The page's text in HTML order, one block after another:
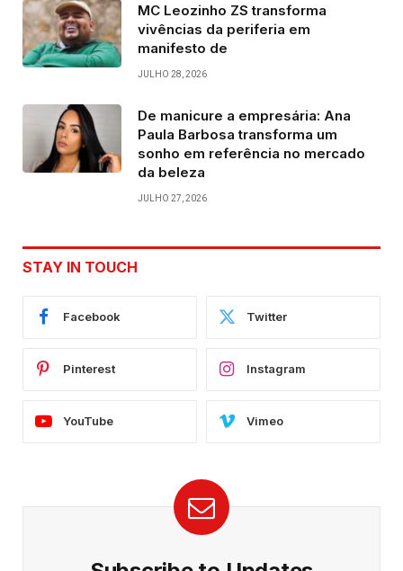
MC Leozinho ZS transforma
vivências da periferia em
manifesto de
JULHO 28, 2026
De manicure a empresária: Ana
Paula Barbosa transforma um
sonho em referência no mercado
da beleza
JULHO 27, 2026
STAY IN TOUCH
Facebook Twitter
Pinterest Instagram
YouTube Vimeo